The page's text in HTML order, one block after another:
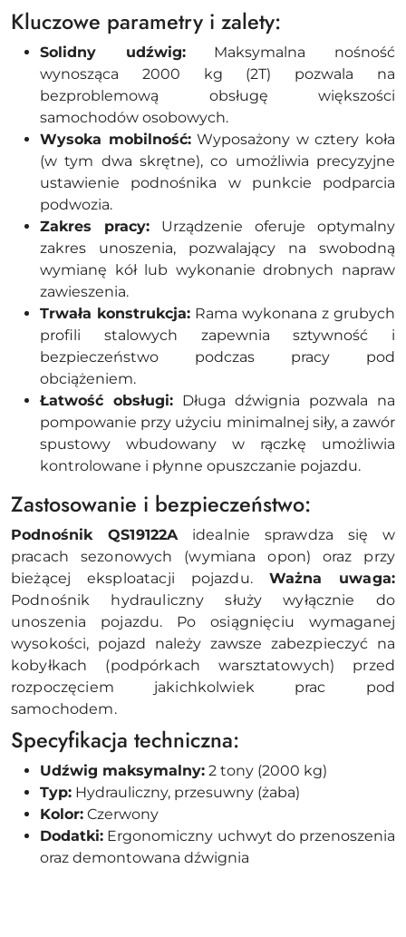
Kluczowe parametry i zalety:
Solidny udźwig:Maksymalna nośność
wynosząca 2000 kg (2T) pozwala na
bezproblemową obsługę większości
samochodów osobowych.
Wysoka mobilność:Wyposażony w cztery koła
(w tym dwa skrętne), co umożliwia precyzyjne
ustawienie podnośnika w punkcie podparcia
podwozia.
Zakres pracy: Urządzenie oferuje optymalny
zakres unoszenia, pozwalający na swobodną
wymianę kół lub wykonanie drobnych napraw
zawieszenia.
Trwała konstrukcja: Rama wykonana z grubych
profili stalowych zapewnia sztywność i
bezpieczeństwo podczas pracy pod
obciążeniem.
Łatwość obsługi: Długa dźwignia pozwala na
pompowanie przy użyciu minimalnej siły, a zawór
spustowy wbudowany w rączkę umożliwia
kontrolowane i płynne opuszczanie pojazdu.
Zastosowanie i bezpieczeństwo:
Podnośnik QS19122A idealnie sprawdza się w
pracach sezonowych (wymiana opon) oraz przy
bieżącej eksploatacji pojazdu. Ważna uwaga:
Podnośnik hydrauliczny służy wyłącznie do
unoszenia pojazdu. Po osiągnięciu wymaganej
wysokości, pojazd należy zawsze zabezpieczyć na
kobyłkach (podpórkach warsztatowych) przed
rozpoczęciem jakichkolwiek prac pod
samochodem.
Specyfikacja techniczna:
Udźwig maksymalny: 2 tony (2000 kg)
Typ: Hydrauliczny, przesuwny (żaba)
Kolor: Czerwony
Dodatki: Ergonomiczny uchwyt do przenoszenia
oraz demontowana dźwignia